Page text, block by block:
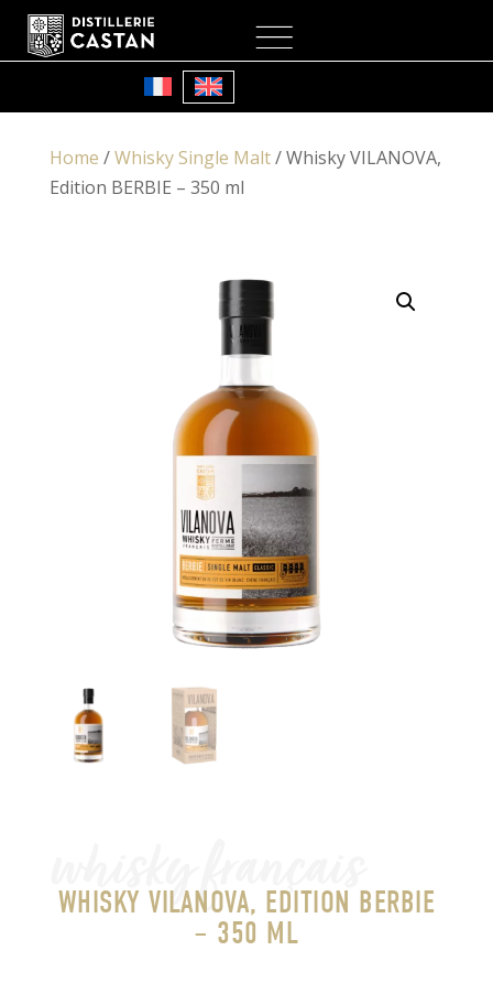
Home /Whisky Single Malt/ Whisky VILANOVA,
Edition BERBIE – 350 ml
whisky français
WHISKY VILANOVA, EDITION BERBIE
– 350 ML